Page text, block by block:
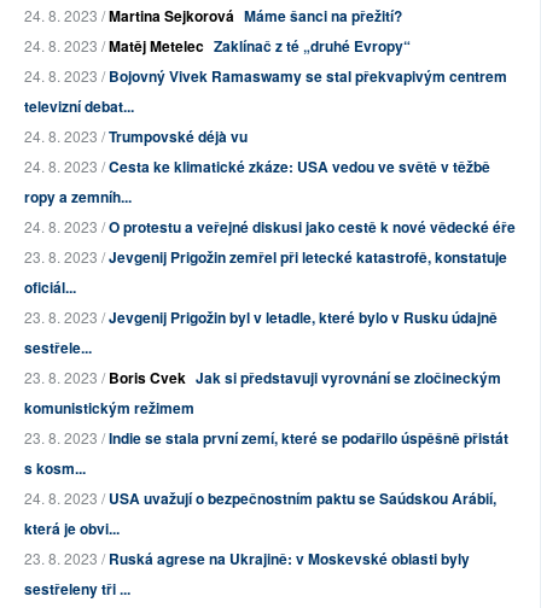
24. 8. 2023 /Martina Sejkorová Máme šanci na přežití?
24. 8. 2023 /Matěj Metelec Zaklínač z té „druhé Evropy“
24. 8. 2023 /Bojovný Vivek Ramaswamy se stal překvapivým centrem
televizní debat...
24. 8. 2023 /Trumpovské déjà vu
24. 8. 2023 /Cesta ke klimatické zkáze: USA vedou ve světě v těžbě
ropy a zemníh...
24. 8. 2023 /O protestu a veřejné diskusi jako cestě k nové vědecké éře
23. 8. 2023 /Jevgenij Prigožin zemřel při letecké katastrofě, konstatuje
oficiál...
23. 8. 2023 /Jevgenij Prigožin byl v letadle, které bylo v Rusku údajně
sestřele...
23. 8. 2023 /Boris Cvek Jak si představuji vyrovnání se zločineckým
komunistickým režimem
23. 8. 2023 /Indie se stala první zemí, které se podařilo úspěšně přistát
s kosm...
24. 8. 2023 /USA uvažují o bezpečnostním paktu se Saúdskou Arábií,
která je obvi...
23. 8. 2023 /Ruská agrese na Ukrajině: v Moskevské oblasti byly
sestřeleny tři ...